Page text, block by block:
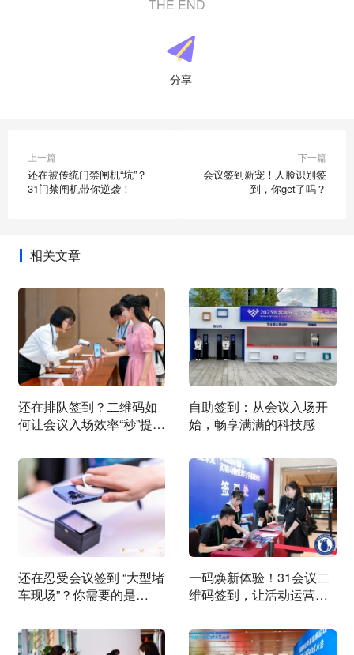
THE END
分享
上一篇
还在被传统门禁闸机“坑”？
31门禁闸机带你逆袭！
下一篇
会议签到新宠！人脸识别签
到，你get了吗？
相关文章
还在排队签到？二维码如
何让会议入场效率“秒”提
自助签到：从会议入场开
始，畅享满满的科技感
还在忍受会议签到 “大型堵
车现场”？你需要的是
一码焕新体验！31会议二
维码签到，让活动运营更